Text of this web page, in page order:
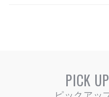
PICK